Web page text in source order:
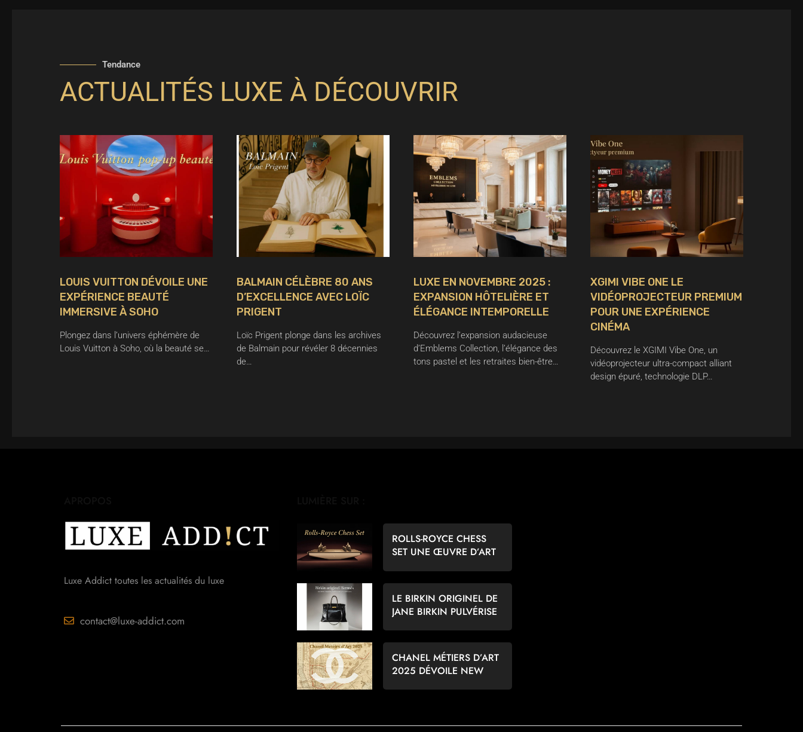
Tendance
ACTUALITÉS LUXE À DÉCOUVRIR
LOUIS VUITTON DÉVOILE UNE
EXPÉRIENCE BEAUTÉ
IMMERSIVE À SOHO
Plongez dans l’univers éphémère de
Louis Vuitton à Soho, où la beauté se…
BALMAIN CÉLÈBRE 80 ANS
D’EXCELLENCE AVEC LOÏC
PRIGENT
Loïc Prigent plonge dans les archives
de Balmain pour révéler 8 décennies
de…
LUXE EN NOVEMBRE 2025 :
EXPANSION HÔTELIÈRE ET
ÉLÉGANCE INTEMPORELLE
Découvrez l’expansion audacieuse
d’Emblems Collection, l’élégance des
tons pastel et les retraites bien-être…
XGIMI VIBE ONE LE
VIDÉOPROJECTEUR PREMIUM
POUR UNE EXPÉRIENCE
CINÉMA
Découvrez le XGIMI Vibe One, un
vidéoprojecteur ultra-compact alliant
design épuré, technologie DLP…
Luxe Addict toutes les actualités du luxe
contact@luxe-addict.com
ROLLS-ROYCE CHESS
SET UNE ŒUVRE D’ART
LE BIRKIN ORIGINEL DE
JANE BIRKIN PULVÉRISE
CHANEL MÉTIERS D’ART
2025 DÉVOILE NEW